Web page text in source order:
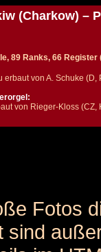
(Charkow) –
89 Ranks, 66 Register
erbaut von A. Schuke (D,
von Rieger-Kloss (CZ,
Fotos
sind